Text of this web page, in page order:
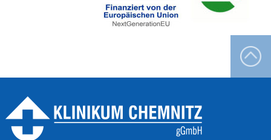
Flemmingstraße 4 (Haus C)
Thoraxhotline